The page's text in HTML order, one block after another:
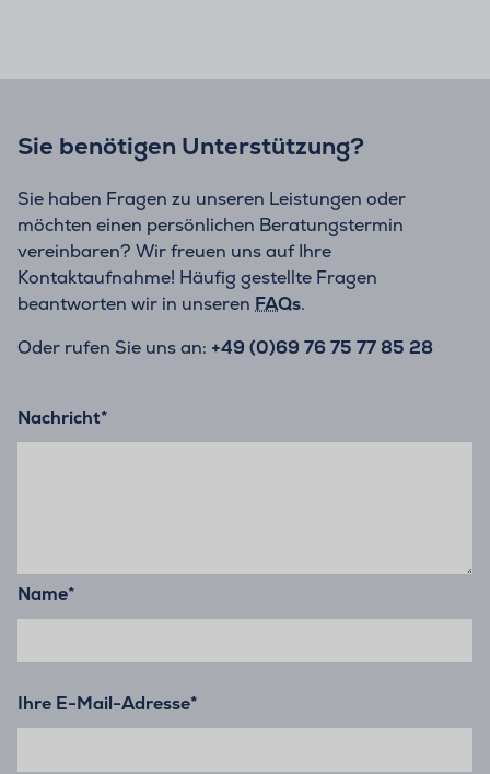
Sie benötigen Unterstützung?
Sie haben Fragen zu unseren Leistungen oder
möchten einen persönlichen Beratungstermin
vereinbaren? Wir freuen uns auf Ihre
Kontaktaufnahme! Häufig gestellte Fragen
beantworten wir in unseren FAQs.
Oder rufen Sie uns an: +49 (0)69 76 75 77 85 28
Nachricht*
Name*
Ihre E-Mail-Adresse*